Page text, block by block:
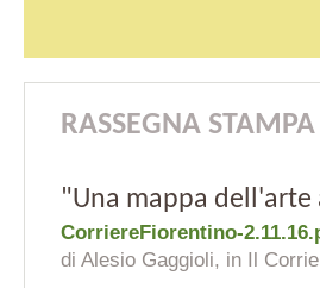
RASSEGNA STAMPA
"Una mappa dell'arte
CorriereFiorentino-
di Alesio Gaggioli, in Il